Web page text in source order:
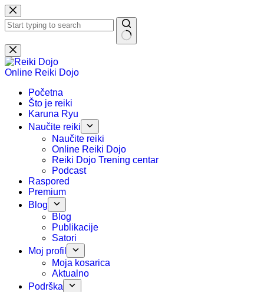
Preskoči
na
sadržaj
Nema
rezultata.
Online Reiki Dojo
Početna
Što je reiki
Karuna Ryu
Naučite reiki
Naučite reiki
Online Reiki Dojo
Reiki Dojo Trening centar
Podcast
Raspored
Premium
Blog
Blog
Publikacije
Satori
Moj profil
Moja kosarica
Aktualno
Podrška